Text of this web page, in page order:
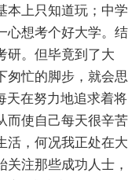
上只知道玩；中学
心想考个好大学。结
研。但毕竟到了大
匆忙的脚步，就会思
天在努力地追求着将
而使自己每天很辛苦
活，何况我正处在大
注那些成功人士，